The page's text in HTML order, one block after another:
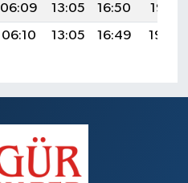
06:09 13:05 16:50
19:51
06:10 13:05 16:49 19:49